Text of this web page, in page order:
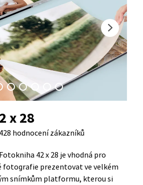
x 28
hodnocení zákazníků
42 x 28 je vhodná pro
fotografie prezentovat ve velkém
snímkům platformu, kterou si